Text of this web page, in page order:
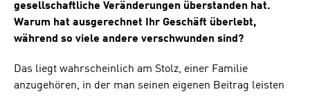
gesellschaftliche Veränderungen überstanden hat.
Warum hat ausgerechnet Ihr Geschäft überlebt,
während so viele andere verschwunden sind?
Das liegt wahrscheinlich am Stolz, einer Familie
anzugehören, in der man seinen eigenen Beitrag leisten